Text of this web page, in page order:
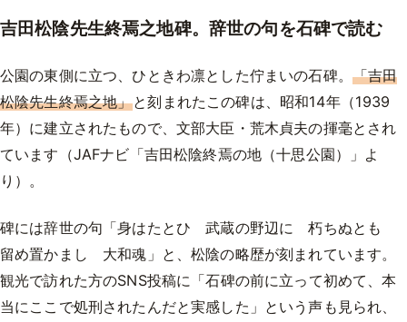
吉田松陰先生終焉之地碑。辞世の句を石碑で読む
公園の東側に立つ、ひときわ凛とした佇まいの石碑。 「吉田
松陰先生終焉之地」と刻まれたこの碑は、昭和14年（1939
年）に建立されたもので、文部大臣・荒木貞夫の揮毫とされ
ています（JAFナビ「吉田松陰終焉の地（十思公園）」よ
り）。
碑には辞世の句「身はたとひ 武蔵の野辺に 朽ちぬとも
留め置かまし 大和魂」と、松陰の略歴が刻まれています。
観光で訪れた方のSNS投稿に「石碑の前に立って初めて、本
当にここで処刑されたんだと実感した」という声も見られ、